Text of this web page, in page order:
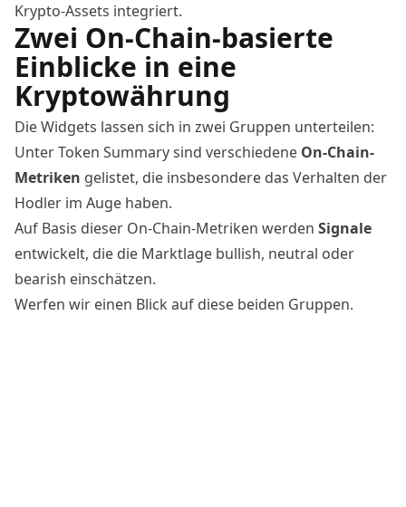
Krypto-Assets integriert.
Zwei On-Chain-basierte
Einblicke in eine
Kryptowährung
Die Widgets lassen sich in zwei Gruppen unterteilen:
Unter Token Summary sind verschiedene On-Chain-
Metriken gelistet, die insbesondere das Verhalten der
Hodler im Auge haben.
Auf Basis dieser On-Chain-Metriken werden Signale
entwickelt, die die Marktlage bullish, neutral oder
bearish einschätzen.
Werfen wir einen Blick auf diese beiden Gruppen.